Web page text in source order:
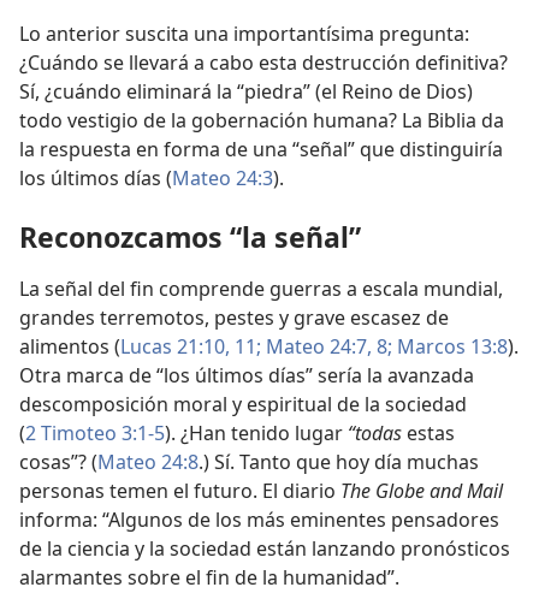
Lo anterior suscita una importantísima pregunta:
¿Cuándo se llevará a cabo esta destrucción definitiva?
Sí, ¿cuándo eliminará la “piedra” (el Reino de Dios)
todo vestigio de la gobernación humana? La Biblia da
la respuesta en forma de una “señal” que distinguiría
los últimos días (Mateo 24:3).
Reconozcamos “la señal”
La señal del fin comprende guerras a escala mundial,
grandes terremotos, pestes y grave escasez de
alimentos (Lucas 21:10, 11; Mateo 24:7, 8; Marcos 13:8).
Otra marca de “los últimos días” sería la avanzada
descomposición moral y espiritual de la sociedad
(2 Timoteo 3:1-5). ¿Han tenido lugar “todas estas
cosas”? (Mateo 24:8.) Sí. Tanto que hoy día muchas
personas temen el futuro. El diario The Globe and Mail
informa: “Algunos de los más eminentes pensadores
de la ciencia y la sociedad están lanzando pronósticos
alarmantes sobre el fin de la humanidad”.